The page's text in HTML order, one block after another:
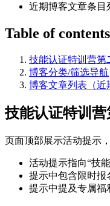
近期博客文章条目
Table of contents
技能认证特训营第
博客分类/筛选导航
博客文章列表（近
技能认证特训
页面顶部展示活动提示
活动提示指向“技
提示中包含限时报
提示中提及专属福